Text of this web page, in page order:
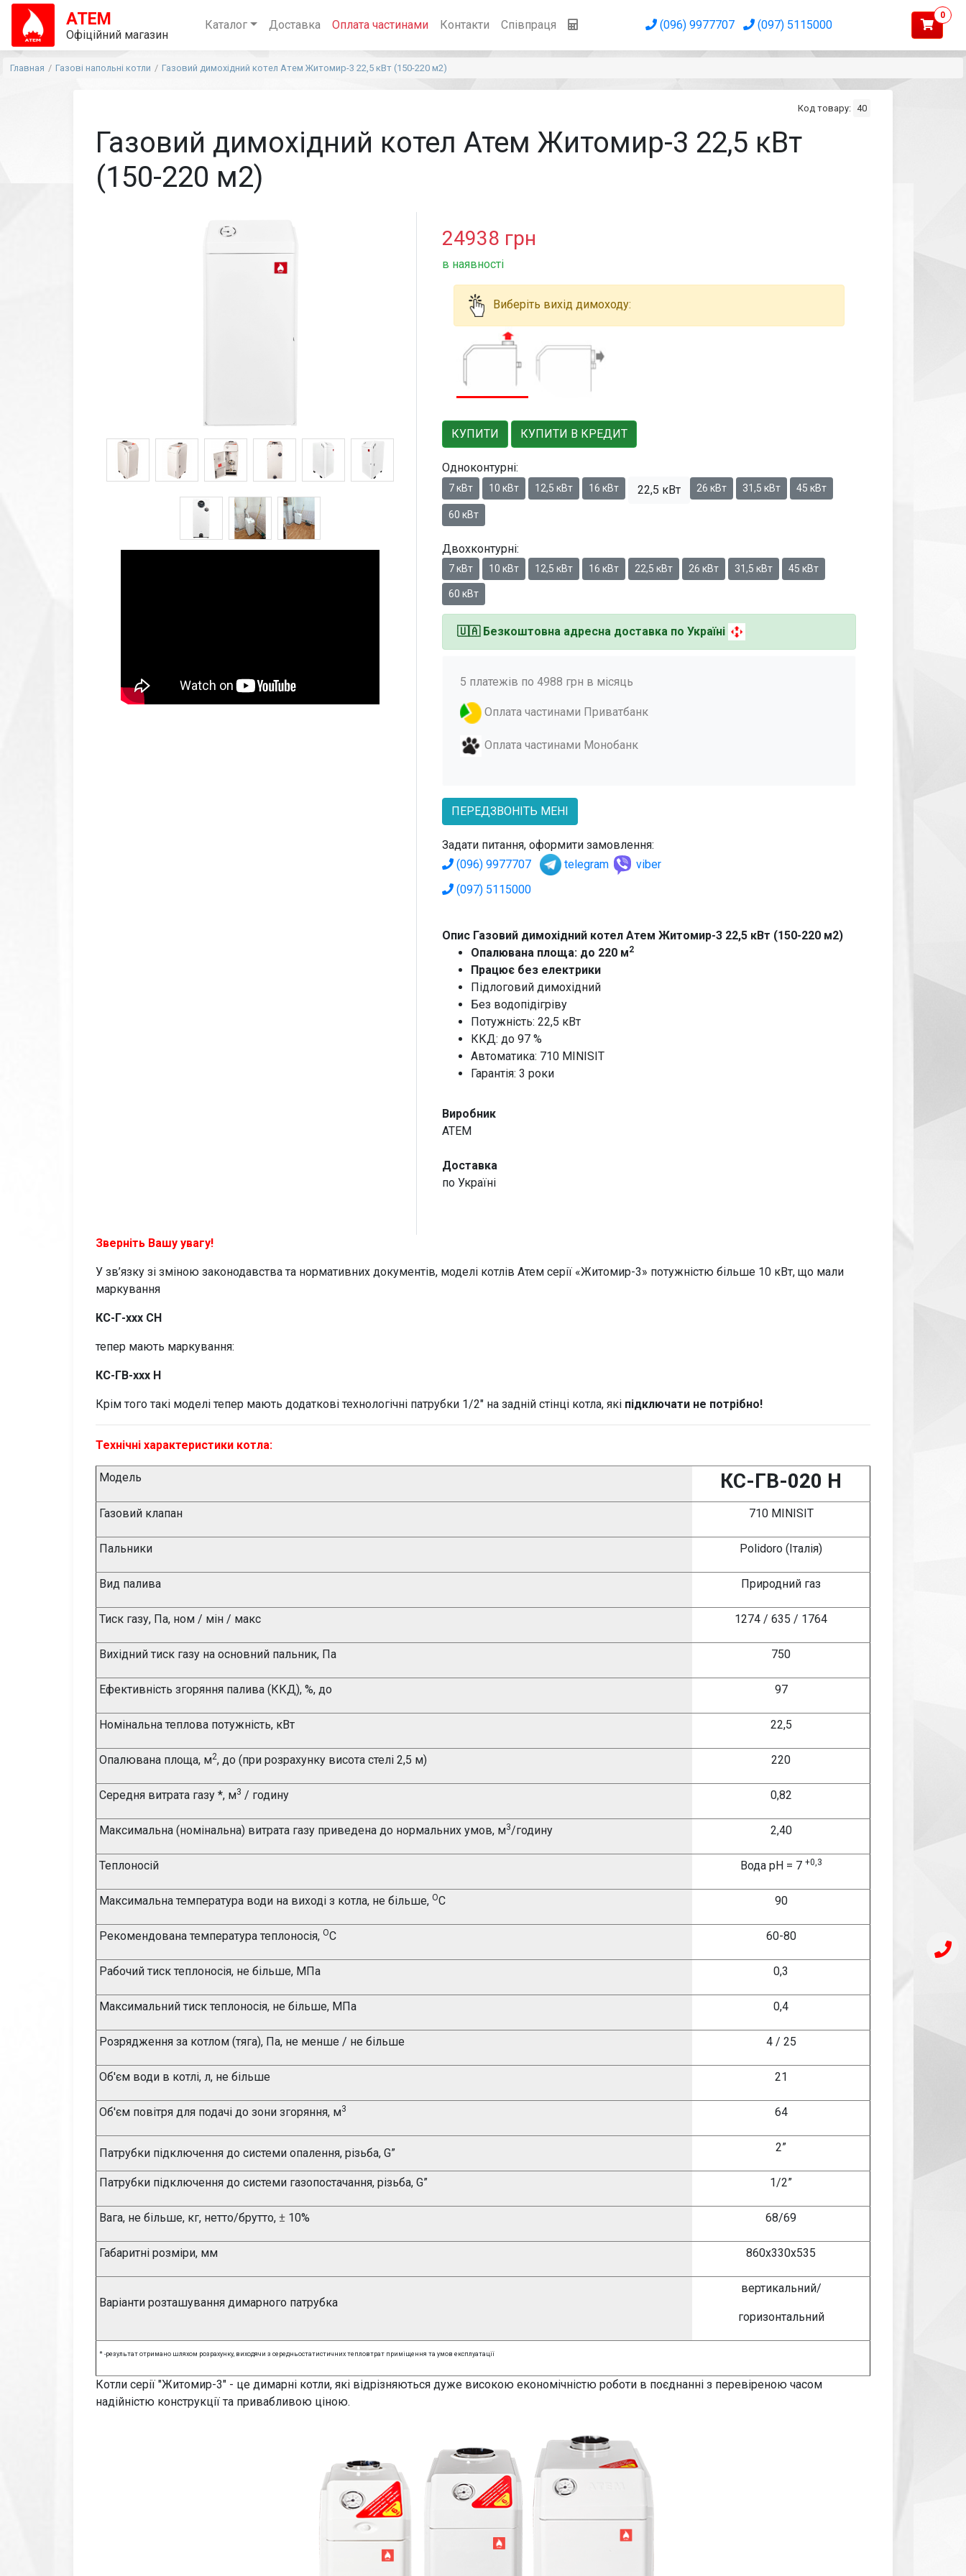
АТЕМ
Офіційний магазин
Каталог Доставка Оплата частинами Контакти Співпраця (096) 9977707 (097) 5115000
0
Главная Газові напольні котли Газовий димохідний котел Атем Житомир-3 22,5 кВт (150-220 м2)
Код товару: 40
Газовий димохідний котел Атем Житомир-3 22,5 кВт
(150-220 м2)
24938 грн
в наявності
Виберіть вихід димоходу:
КУПИТИ КУПИТИ В КРЕДИТ
Одноконтурні:
7 кВт 10 кВт 12,5 кВт 16 кВт 22,5 кВт 26 кВт 31,5 кВт 45 кВт
60 кВт
Двохконтурні:
7 кВт 10 кВт 12,5 кВт 16 кВт 22,5 кВт 26 кВт 31,5 кВт 45 кВт
60 кВт
🇺🇦 Безкоштовна адресна доставка по Україні
5 платежів по 4988 грн в місяць
Оплата частинами Приватбанк
Оплата частинами Монобанк
ПЕРЕДЗВОНІТЬ МЕНІ
Задати питання, оформити замовлення:
(096) 9977707
telegram
viber
(097) 5115000
Опис Газовий димохідний котел Атем Житомир-3 22,5 кВт (150-220 м2)
Опалювана площа: до 220 м2
Працює без електрики
Підлоговий димохідний
Без водопідігріву
Потужність: 22,5 кВт
ККД: до 97 %
Автоматика: 710 MINISIT
Гарантія: 3 роки
Виробник
ATEM
Доставка
по Україні
Зверніть Вашу увагу!
У зв’язку зі зміною законодавства та нормативних документів, моделі котлів Атем серії «Житомир-3» потужністю більше 10 кВт, що мали
маркування
КС-Г-ххх СН
тепер мають маркування:
КС-ГВ-ххх Н
Крім того такі моделі тепер мають додаткові технологічні патрубки 1/2" на задній стінці котла, які підключати не потрібно!
Технічні характеристики котла:
Модель КС-ГВ-020 Н
Газовий клапан 710 MINISIT
Пальники Polidoro (Італія)
Вид палива Природний газ
Тиск газу, Па, ном / мін / макс 1274 / 635 / 1764
Вихідний тиск газу на основний пальник, Па 750
Ефективність згоряння палива (ККД), %, до 97
Номінальна теплова потужність, кВт 22,5
Опалювана площа, м2, до (при розрахунку висота стелі 2,5 м) 220
Середня витрата газу *, м3 / годину 0,82
Максимальна (номінальна) витрата газу приведена до нормальних умов, м3/годину 2,40
Теплоносій Вода pH = 7 +0,3
Максимальна температура води на виході з котла, не більше, ОС 90
Рекомендована температура теплоносія, ОС 60-80
Рабочий тиск теплоносія, не більше, МПа 0,3
Максимальний тиск теплоносія, не більше, МПа 0,4
Розрядження за котлом (тяга), Па, не менше / не більше 4 / 25
Об'єм води в котлі, л, не більше 21
Об'єм повітря для подачі до зони згоряння, м3 64
Патрубки підключення до системи опалення, різьба, G” 2”
Патрубки підключення до системи газопостачання, різьба, G” 1/2”
Вага, не більше, кг, нетто/брутто, ± 10% 68/69
Габаритні розміри, мм 860х330х535
Варіанти розташування димарного патрубка
вертикальний/
горизонтальний
* -результат отримано шляхом розрахунку, виходячи з середньостатистичних тепловтрат приміщення та умов експлуатації
Котли серії "Житомир-3" - це димарні котли, які відрізняються дуже високою економічністю роботи в поєднанні з перевіреною часом
надійністю конструкції та привабливою ціною.